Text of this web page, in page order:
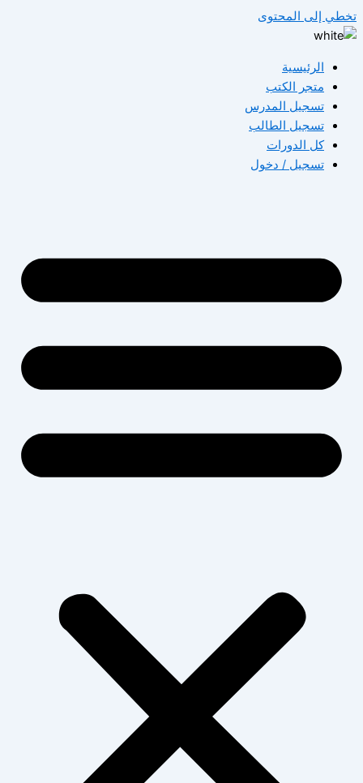
تخطي إلى المحتوى
الرئيسية
متجر الكتب
تسجيل المدرس
تسجيل الطالب
كل الدورات
تسجيل / دخول